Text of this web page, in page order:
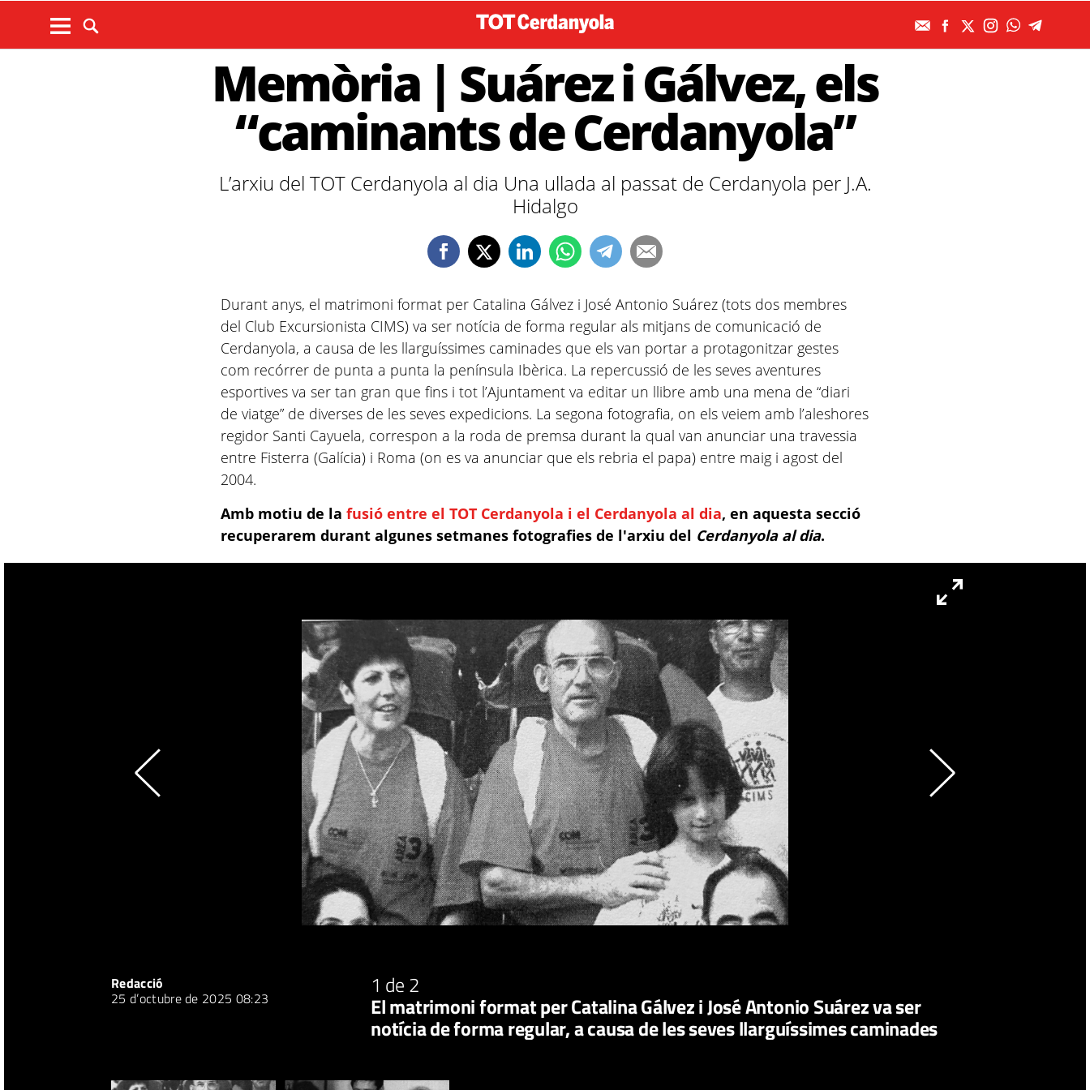
Memòria | Suárez i Gálvez, els
“caminants de Cerdanyola”
L’arxiu del TOT Cerdanyola al dia Una ullada al passat de Cerdanyola per J.A.
Hidalgo
Durant anys, el matrimoni format per Catalina Gálvez i José Antonio Suárez (tots dos membres
del Club Excursionista CIMS) va ser notícia de forma regular als mitjans de comunicació de
Cerdanyola, a causa de les llarguíssimes caminades que els van portar a protagonitzar gestes
com recórrer de punta a punta la península Ibèrica. La repercussió de les seves aventures
esportives va ser tan gran que fins i tot l’Ajuntament va editar un llibre amb una mena de “diari
de viatge” de diverses de les seves expedicions. La segona fotografia, on els veiem amb l’aleshores
regidor Santi Cayuela, correspon a la roda de premsa durant la qual van anunciar una travessia
entre Fisterra (Galícia) i Roma (on es va anunciar que els rebria el papa) entre maig i agost del
2004.
Amb motiu de la fusió entre el TOT Cerdanyola i el Cerdanyola al dia, en aquesta secció
recuperarem durant algunes setmanes fotografies de l'arxiu del Cerdanyola al dia.
Redacció
25 d’octubre de 2025 08:23 1 de 2
El matrimoni format per Catalina Gálvez i José Antonio Suárez va ser
notícia de forma regular, a causa de les seves llarguíssimes caminades